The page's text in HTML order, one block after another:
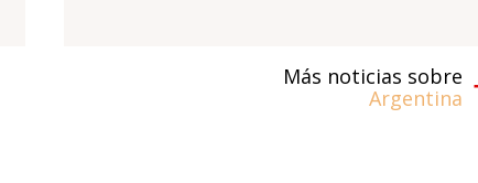
Más noticias sobre
Argentina